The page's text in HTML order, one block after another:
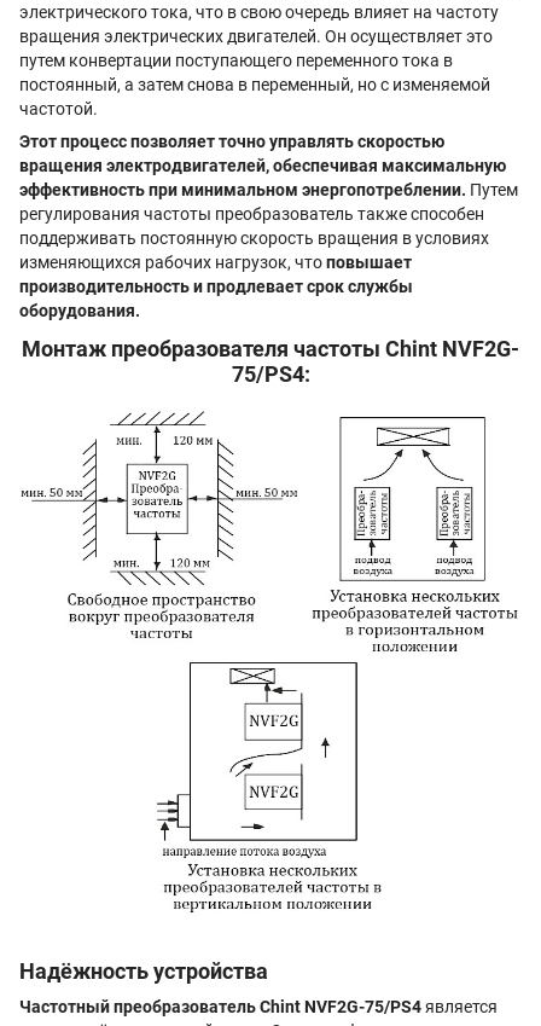
электрического тока, что в свою очередь влияет на частоту
вращения электрических двигателей. Он осуществляет это
путем конвертации поступающего переменного тока в
постоянный, а затем снова в переменный, но с изменяемой
частотой.
Этот процесс позволяет точно управлять скоростью
вращения электродвигателей, обеспечивая максимальную
эффективность при минимальном энергопотреблении. Путем
регулирования частоты преобразователь также способен
поддерживать постоянную скорость вращения в условиях
изменяющихся рабочих нагрузок, чтоповышает
производительность и продлевает срок службы
оборудования.
Монтаж преобразователя частоты Chint NVF2G-
75/PS4:
Надёжность устройства
Частотный преобразователь Chint NVF2G-75/PS4является